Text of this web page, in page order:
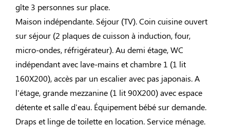
gîte 3 personnes sur place.
Maison indépendante. Séjour (TV). Coin cuisine ouvert
sur séjour (2 plaques de cuisson à induction, four,
micro-ondes, réfrigérateur). Au demi étage, WC
indépendant avec lave-mains et chambre 1 (1 lit
160X200), accès par un escalier avec pas japonais. A
l'étage, grande mezzanine (1 lit 90X200) avec espace
détente et salle d'eau. Équipement bébé sur demande.
Draps et linge de toilette en location. Service ménage.